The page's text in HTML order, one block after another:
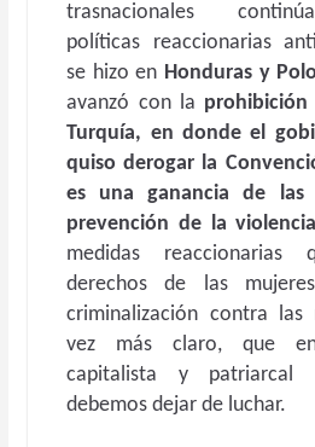
trasnacionales
políticas reaccionarias
se hizo en Honduras y
avanzó con la
Turquía, en donde el
quiso derogar la
es una ganancia de las
prevención de la
medidas
derechos de las
criminalización contra las
vez más claro, que
capitalista y patriarcal
debemos dejar de luchar.